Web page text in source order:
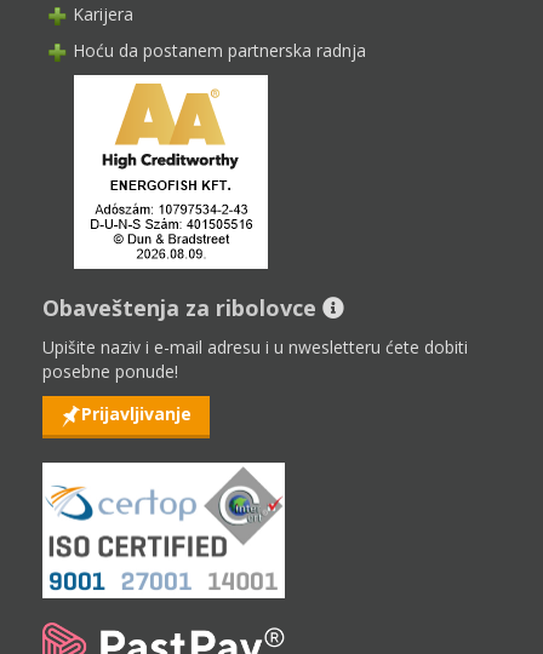
Karijera
Hoću da postanem partnerska radnja
Obaveštenja za ribolovce
Upišite naziv i e-mail adresu i u nwesletteru ćete dobiti
posebne ponude!
Prijavljivanje